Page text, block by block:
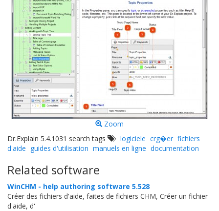
Zoom
Dr.Explain 5.4.1031 search tags
logiciele crg�er fichiers
d'aide guides d'utilisation manuels en ligne documentation
Related software
WinCHM - help authoring software 5.528
Créer des fichiers d'aide, faites de fichiers CHM, Créer un fichier
d'aide, d'